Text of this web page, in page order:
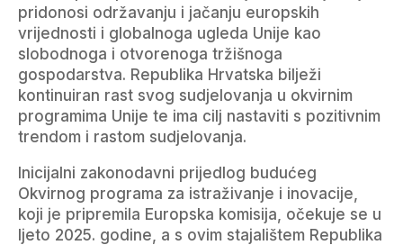
pridonosi održavanju i jačanju europskih
vrijednosti i globalnoga ugleda Unije kao
slobodnoga i otvorenoga tržišnoga
gospodarstva. Republika Hrvatska bilježi
kontinuiran rast svog sudjelovanja u okvirnim
programima Unije te ima cilj nastaviti s pozitivnim
trendom i rastom sudjelovanja.
Inicijalni zakonodavni prijedlog budućeg
Okvirnog programa za istraživanje i inovacije,
koji je pripremila Europska komisija, očekuje se u
ljeto 2025. godine, a s ovim stajalištem Republika